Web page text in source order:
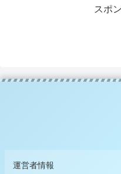
スポ
運営者情報